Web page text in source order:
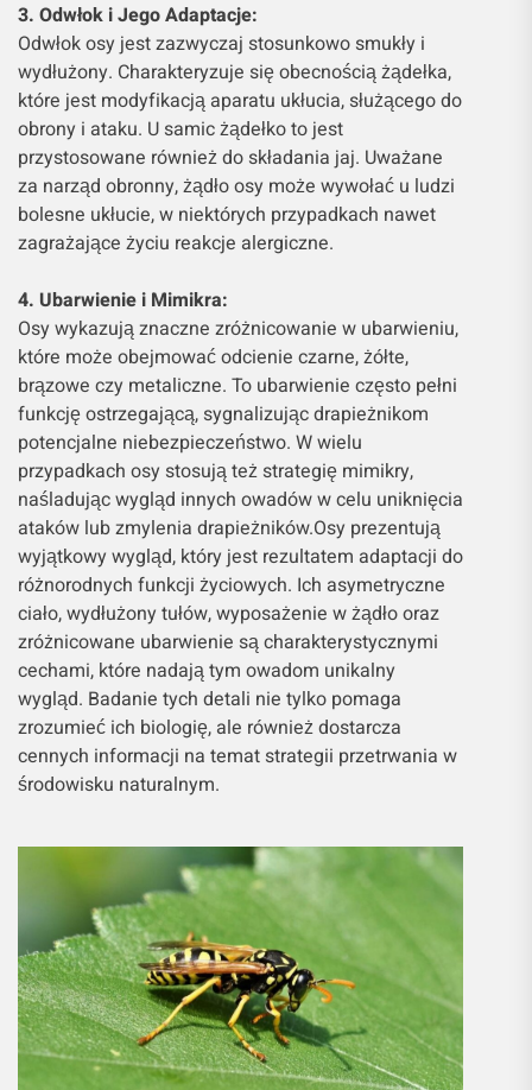
3. Odwłok i Jego Adaptacje:
Odwłok osy jest zazwyczaj stosunkowo smukły i
wydłużony. Charakteryzuje się obecnością żądełka,
które jest modyfikacją aparatu ukłucia, służącego do
obrony i ataku. U samic żądełko to jest
przystosowane również do składania jaj. Uważane
za narząd obronny, żądło osy może wywołać u ludzi
bolesne ukłucie, w niektórych przypadkach nawet
zagrażające życiu reakcje alergiczne.
4. Ubarwienie i Mimikra:
Osy wykazują znaczne zróżnicowanie w ubarwieniu,
które może obejmować odcienie czarne, żółte,
brązowe czy metaliczne. To ubarwienie często pełni
funkcję ostrzegającą, sygnalizując drapieżnikom
potencjalne niebezpieczeństwo. W wielu
przypadkach osy stosują też strategię mimikry,
naśladując wygląd innych owadów w celu uniknięcia
ataków lub zmylenia drapieżników.Osy prezentują
wyjątkowy wygląd, który jest rezultatem adaptacji do
różnorodnych funkcji życiowych. Ich asymetryczne
ciało, wydłużony tułów, wyposażenie w żądło oraz
zróżnicowane ubarwienie są charakterystycznymi
cechami, które nadają tym owadom unikalny
wygląd. Badanie tych detali nie tylko pomaga
zrozumieć ich biologię, ale również dostarcza
cennych informacji na temat strategii przetrwania w
środowisku naturalnym.